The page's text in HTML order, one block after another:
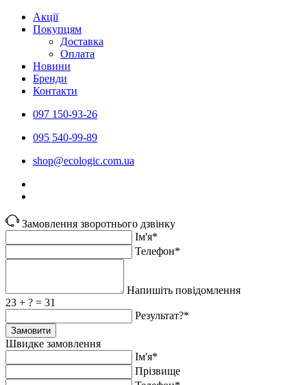
Акції
Покупцям
Доставка
Оплата
Новини
Бренди
Контакти
097 150-93-26
095 540-99-89
shoр@ecologic.com.ua
Замовлення зворотнього дзвінку
Ім'я*
Телефон*
Напишіть повідомлення
23 + ? = 31
Результат?*
Замовити
Швидке замовлення
Ім'я*
Прiзвище